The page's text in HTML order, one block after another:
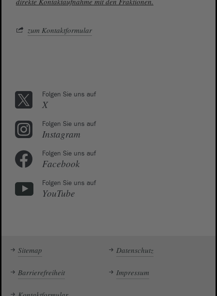
zum Kontaktformular
Folgen Sie uns auf
X
Folgen Sie uns auf
Instagram
Folgen Sie uns auf
Facebook
Folgen Sie uns auf
YouTube
Sitemap Datenschutz
Barrierefreiheit Impressum